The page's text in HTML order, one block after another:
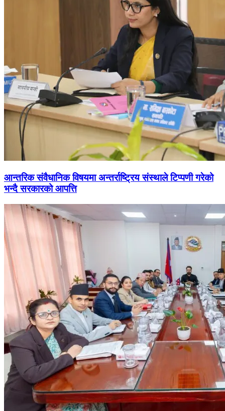
आन्तरिक संवैधानिक विषयमा अन्तर्राष्ट्रिय संस्थाले टिप्पणी गरेको
भन्दै सरकारको आपत्ति